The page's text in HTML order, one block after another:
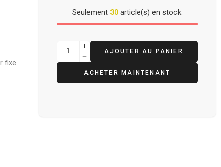
fixe
Seulement 30article(s) en stock.
AJOUTER AU PANIER
ACHETER MAINTENANT